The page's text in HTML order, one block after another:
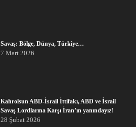
Savaş: Bölge, Dünya, Türkiye…
7 Mart 2026
Kahrolsun ABD-İsrail İttifakı, ABD ve İsrail
Savaş Lordlarına Karşı İran’ın yanındayız!
28 Şubat 2026